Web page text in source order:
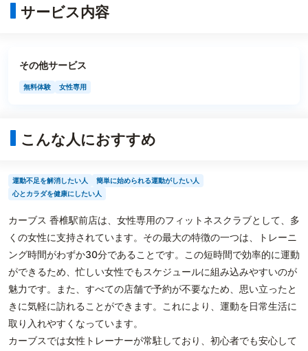
サービス内容
その他サービス
無料体験 女性専用
こんな人におすすめ
運動不足を解消したい人
簡単に始められる運動がしたい人
心とカラダを健康にしたい人
カーブス 香椎駅前店は、女性専用のフィットネスクラブとして、多
くの女性に支持されています。その最大の特徴の一つは、トレーニ
ング時間がわずか30分であることです。この短時間で効率的に運動
ができるため、忙しい女性でもスケジュールに組み込みやすいのが
魅力です。また、すべての店舗で予約が不要なため、思い立ったと
きに気軽に訪れることができます。これにより、運動を日常生活に
取り入れやすくなっています。
カーブスでは女性トレーナーが常駐しており、初心者でも安心して